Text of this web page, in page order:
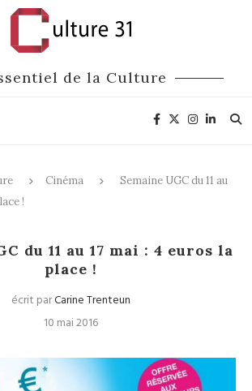
de la Culture
Cinéma
Semaine UGC du 11 au
!
du 11 au 17 mai : 4 euros la
place !
écrit parCarine Trenteun
10 mai 2016